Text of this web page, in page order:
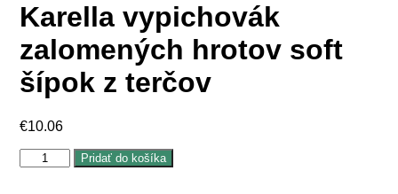
Karella vypichovák
zalomených hrotov soft
šípok z terčov
€10.06
množstvo
Karella
Pridať do košíka